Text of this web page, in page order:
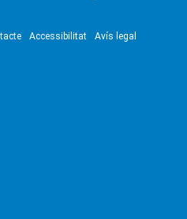
Accessibilitat Avís legal